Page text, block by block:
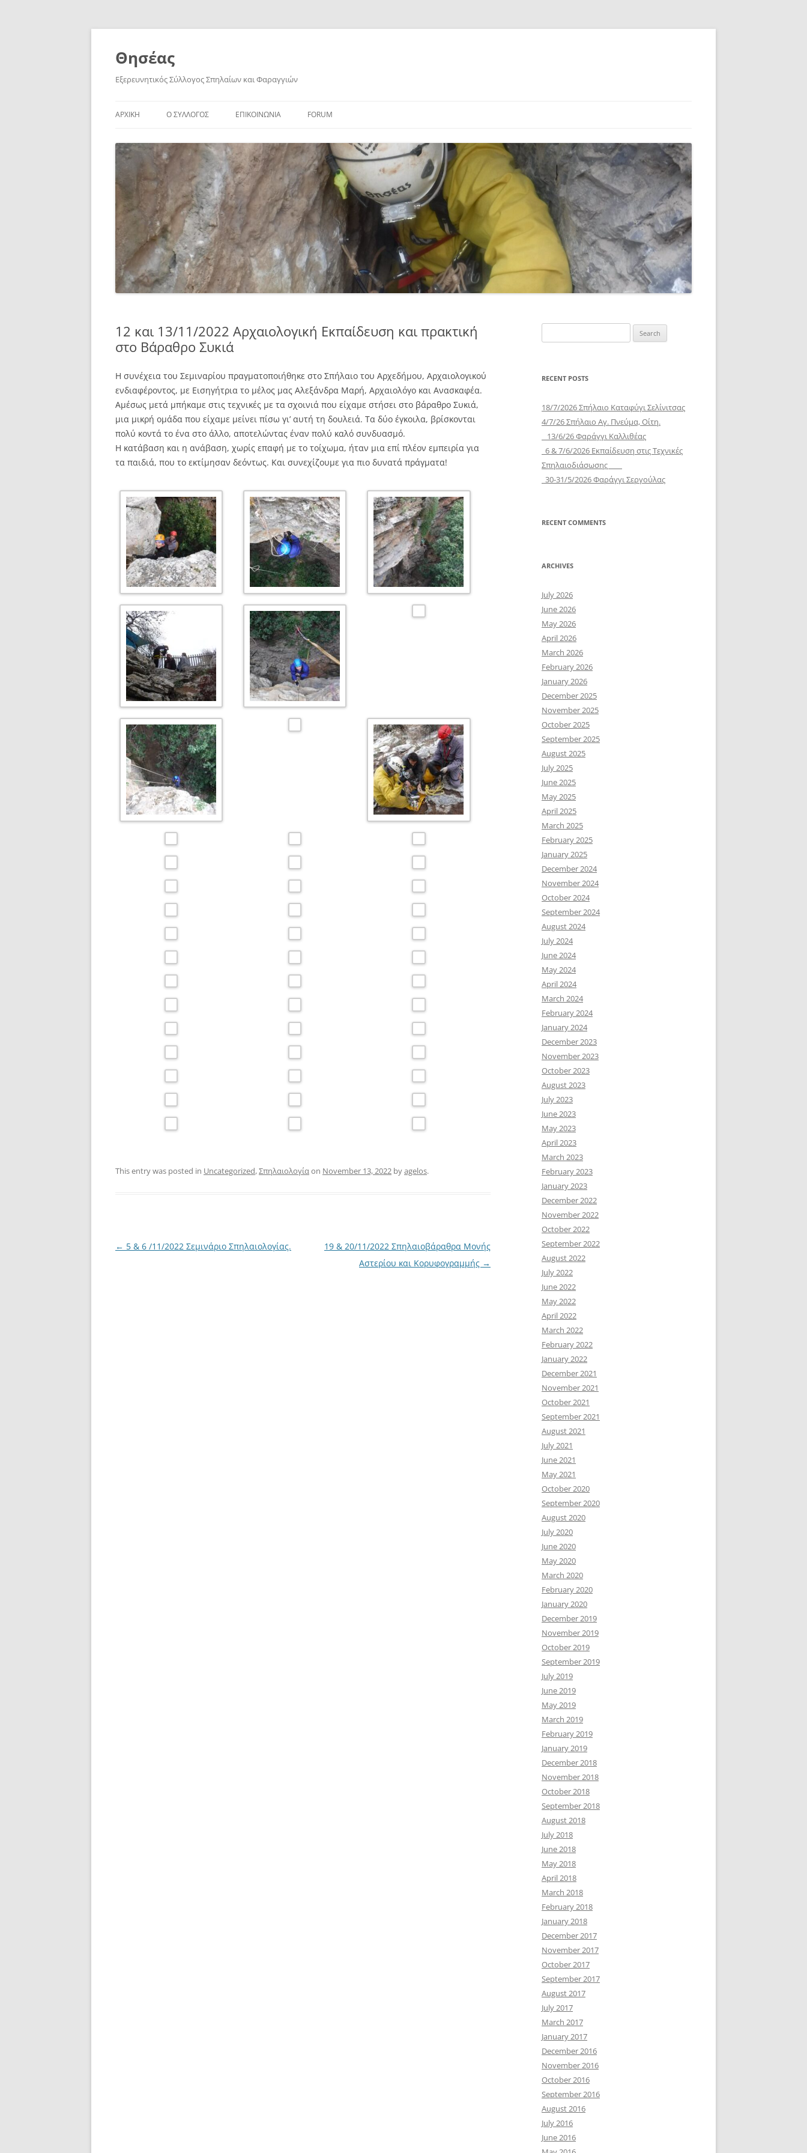
Skip
Θησέας
Εξερευνητικός Σύλλογος Σπηλαίων και Φαραγγιών
ΑΡΧΙΚΗ Ο ΣΥΛΛΟΓΟΣ ΕΠΙΚΟΙΝΩΝΙΑ FORUM
12 και 13/11/2022 Αρχαιολογική Εκπαίδευση και πρακτική
στο Βάραθρο Συκιά
Η συνέχεια του Σεμιναρίου πραγματοποιήθηκε στο Σπήλαιο του Αρχεδήμου, Αρχαιολογικού
ενδιαφέροντος, με Εισηγήτρια το μέλος μας Αλεξάνδρα Μαρή, Αρχαιολόγο και Ανασκαφέα.
Αμέσως μετά μπήκαμε στις τεχνικές με τα σχοινιά που είχαμε στήσει στο βάραθρο Συκιά,
μια μικρή ομάδα που είχαμε μείνει πίσω γι’ αυτή τη δουλειά. Τα δύο έγκοιλα, βρίσκονται
πολύ κοντά το ένα στο άλλο, αποτελώντας έναν πολύ καλό συνδυασμό.
Η κατάβαση και η ανάβαση, χωρίς επαφή με το τοίχωμα, ήταν μια επί πλέον εμπειρία για
τα παιδιά, που το εκτίμησαν δεόντως. Και συνεχίζουμε για πιο δυνατά πράγματα!
This entry was posted in Uncategorized,Σπηλαιολογία on November 13, 2022 byagelos.
Post
← 5 & 6 /11/2022 Σεμινάριο Σπηλαιολογίας.
19 & 20/11/2022 Σπηλαιοβάραθρα Μονής
Αστερίου και Κορυφογραμμής →
for:
RECENT POSTS
18/7/2026 Σπήλαιο Καταφύγι Σελίνιτσας
4/7/26 Σπήλαιο Αγ. Πνεύμα, Οίτη.
13/6/26 Φαράγγι Καλλιθέας
6 & 7/6/2026 Εκπαίδευση στις Τεχνικές
Σπηλαιοδιάσωσης
30-31/5/2026 Φαράγγι Σεργούλας
RECENT COMMENTS
ARCHIVES
July 2026
June 2026
May 2026
April 2026
March 2026
February 2026
January 2026
December 2025
November 2025
October 2025
September 2025
August 2025
July 2025
June 2025
May 2025
April 2025
March 2025
February 2025
January 2025
December 2024
November 2024
October 2024
September 2024
August 2024
July 2024
June 2024
May 2024
April 2024
March 2024
February 2024
January 2024
December 2023
November 2023
October 2023
August 2023
July 2023
June 2023
May 2023
April 2023
March 2023
February 2023
January 2023
December 2022
November 2022
October 2022
September 2022
August 2022
July 2022
June 2022
May 2022
April 2022
March 2022
February 2022
January 2022
December 2021
November 2021
October 2021
September 2021
August 2021
July 2021
June 2021
May 2021
October 2020
September 2020
August 2020
July 2020
June 2020
May 2020
March 2020
February 2020
January 2020
December 2019
November 2019
October 2019
September 2019
July 2019
June 2019
May 2019
March 2019
February 2019
January 2019
December 2018
November 2018
October 2018
September 2018
August 2018
July 2018
June 2018
May 2018
April 2018
March 2018
February 2018
January 2018
December 2017
November 2017
October 2017
September 2017
August 2017
July 2017
March 2017
January 2017
December 2016
November 2016
October 2016
September 2016
August 2016
July 2016
June 2016